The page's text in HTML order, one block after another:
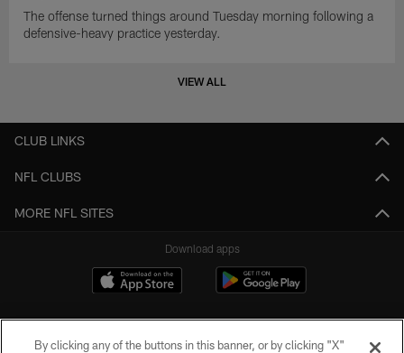
The offense turned things around Tuesday morning following a
defensive-heavy practice yesterday.
VIEW ALL
CLUB LINKS
NFL CLUBS
MORE NFL SITES
Download apps
By clicking any of the buttons in this banner, or by clicking "X"